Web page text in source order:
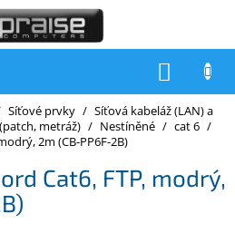
Síťové prvky / Síťová kabeláž (LAN) a
metráž) / Nestíněné / cat 6 /
2m (CB-PP6F-2B)
Cat6, FTP, modrý,